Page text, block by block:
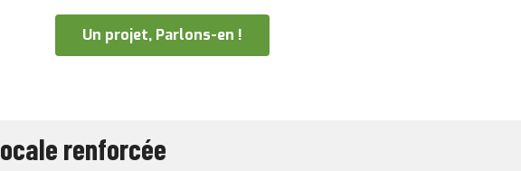
Un projet, Parlons-en !
renforcée